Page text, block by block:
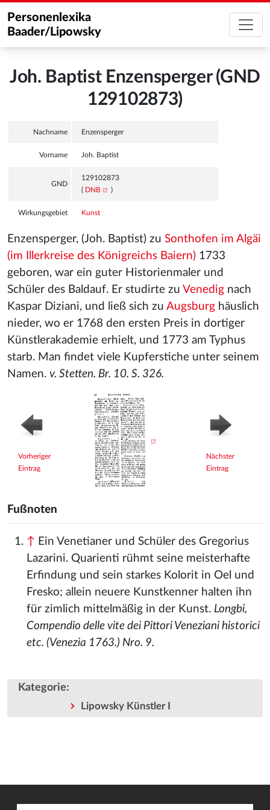
Personenlexika
Baader/Lipowsky
Joh. Baptist Enzensperger (GND
129102873)
Nachname Enzensperger
Vorname Joh. Baptist
GND
129102873
( DNB )
Wirkungsgebiet Kunst
Enzensperger, (Joh. Baptist) zu Sonthofen im Algäi
(im Illerkreise des Königreichs Baiern) 1733
geboren, war ein guter Historienmaler und
Schüler des Baldauf. Er studirte zu Venedig nach
Kaspar Diziani, und ließ sich zu Augsburg häuslich
nieder, wo er 1768 den ersten Preis in dortiger
Künstlerakademie erhielt, und 1773 am Typhus
starb. Man findet viele Kupferstiche unter seinem
Namen. v. Stetten. Br. 10. S. 326.
Vorheriger
Eintrag
Nächster
Eintrag
Fußnoten
↑ Ein Venetianer und Schüler des Gregorius
Lazarini. Quarienti rühmt seine meisterhafte
Erfindung und sein starkes Kolorit in Oel und
Fresko; allein neuere Kunstkenner halten ihn
für zimlich mittelmäßig in der Kunst. Longbi,
Compendio delle vite dei Pittori Veneziani historici
etc. (Venezia 1763.) Nro. 9.
Kategorie:
Lipowsky Künstler I